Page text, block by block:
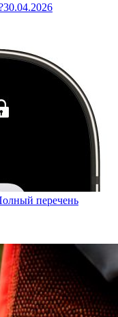
30.04.2026
перечень